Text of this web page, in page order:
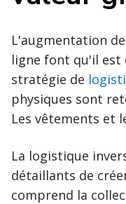
L'augmentation
ligne font qu'il est
stratégie de
physiques sont
Les vêtements et
La logistique
détaillants de
comprend la